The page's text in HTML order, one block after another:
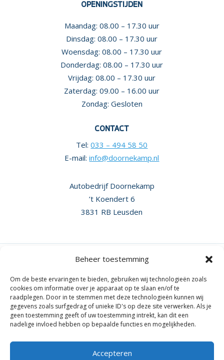
Beheer toestemming
Om de beste ervaringen te bieden, gebruiken wij technologieën zoals
cookies om informatie over je apparaat op te slaan en/of te
raadplegen. Door in te stemmen met deze technologieën kunnen wij
gegevens zoals surfgedrag of unieke ID's op deze site verwerken. Als je
geen toestemming geeft of uw toestemming intrekt, kan dit een
nadelige invloed hebben op bepaalde functies en mogelijkheden.
Accepteren
OPENINGSTIJDEN
Maandag: 08.00 – 17.30 uur
Dinsdag: 08.00 – 17.30 uur
Woensdag: 08.00 – 17.30 uur
Donderdag: 08.00 – 17.30 uur
Vrijdag: 08.00 – 17.30 uur
Zaterdag: 09.00 – 16.00 uur
Zondag: Gesloten
CONTACT
Tel:033 – 494 58 50
E-mail:info@doornekamp.nl
Autobedrijf Doornekamp
’t Koendert 6
3831 RB Leusden